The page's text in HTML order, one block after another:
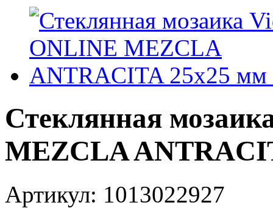
Стеклянная
MEZCLA
Артикул: 1013022927